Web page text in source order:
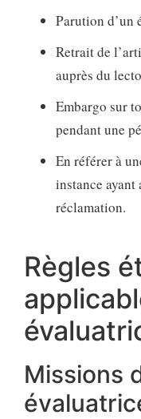
Parution d’un
Retrait de
auprès du
Embargo sur
pendant une
En référer à
instance
réclamation.
Règles
Missions